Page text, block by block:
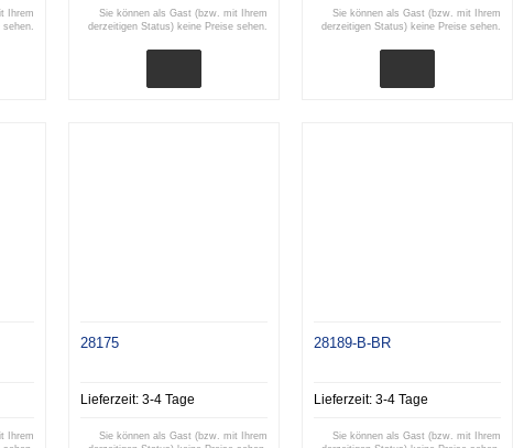
Ihrem
sehen.
Sie können als Gast (bzw. mit Ihrem
derzeitigen Status) keine Preise sehen.
Sie können als Gast (bzw. mit Ihrem
derzeitigen Status) keine Preise sehen.
Ihrem
28175
Lieferzeit:3-4 Tage
Sie können als Gast (bzw. mit Ihrem
28189-B-BR
Lieferzeit:3-4 Tage
Sie können als Gast (bzw. mit Ihrem